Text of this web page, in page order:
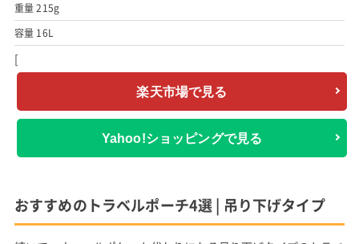
重量 215g
容量 16L
[
楽天市場で見る
Yahoo!ショッピングで見る
おすすめのトラベルポーチ4選 | 吊り下げタイプ